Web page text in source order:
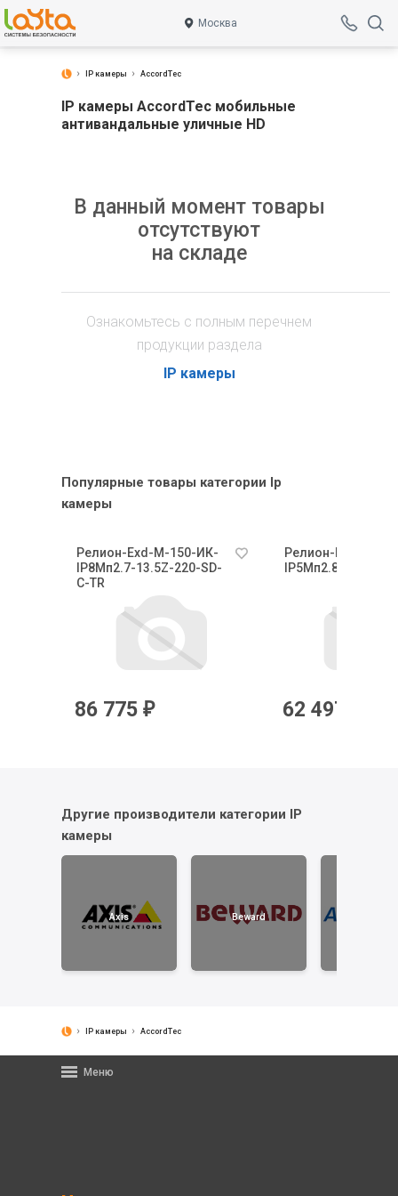
Москва
IP камеры AccordTec
IP камеры AccordTec мобильные
антивандальные уличные HD
В данный момент товары
отсутствуют
на складе
Ознакомьтесь с полным перечнем
продукции раздела
IP камеры
Популярные товары категории Ip
камеры
Релион-Exd-М-150-ИК-
IP8Мп2.7-13.5Z-220-SD-
С-TR
86 775 ₽
Релион-Exd-Н-
IP5Мп2.8mm-PoE-
62 497
Другие производители категории IP
камеры
Axis Beward
IP камеры AccordTec
Меню